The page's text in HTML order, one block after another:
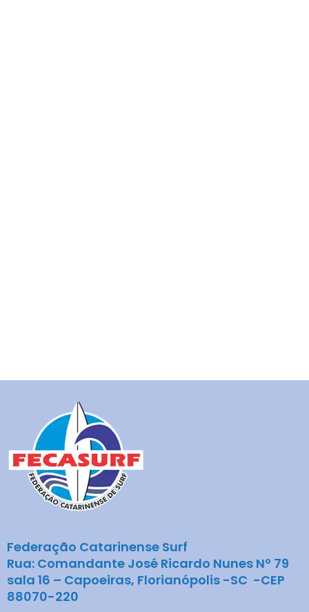
Federação Catarinense Surf
Rua: Comandante José Ricardo Nunes Nº 79
sala 16 – Capoeiras, Florianópolis -SC -CEP
88070-220